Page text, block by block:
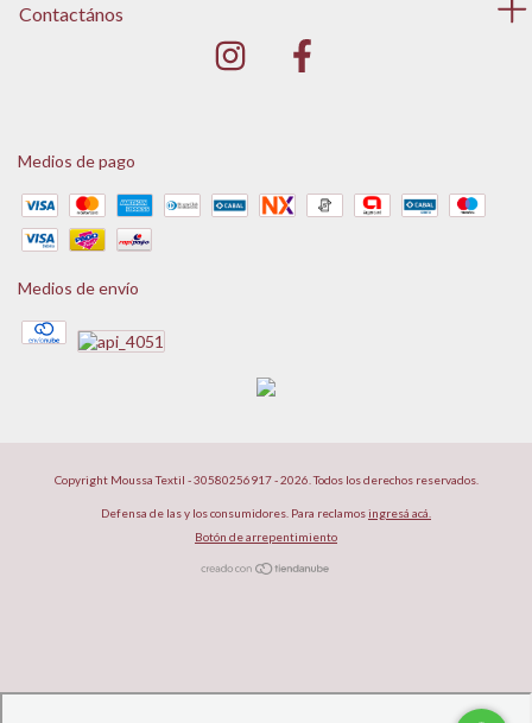
Contactános
Medios de pago
Medios de envío
Copyright Moussa Textil - 30580256917 - 2026. Todos los derechos reservados.
Defensa de las y los consumidores. Para reclamosingresá acá.
Botón de arrepentimiento